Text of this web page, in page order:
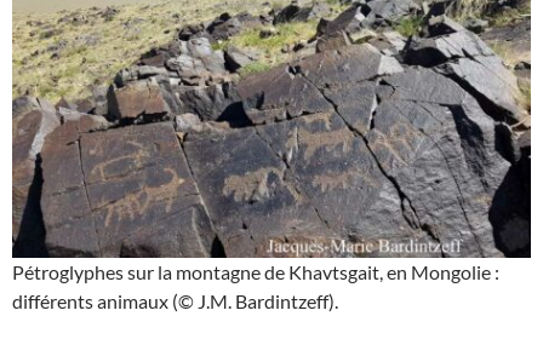
Pétroglyphes sur la montagne de Khavtsgait, en Mongolie :
différents animaux (© J.M. Bardintzeff).